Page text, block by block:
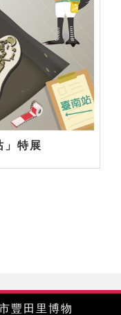
」特展
豐田里博物